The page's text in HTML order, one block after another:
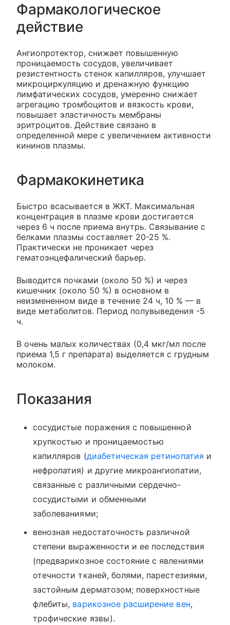
Фармакологическое
действие
Ангиопротектор, снижает повышенную
проницаемость сосудов, увеличивает
резистентность стенок капилляров, улучшает
микроциркуляцию и дренажную функцию
лимфатических сосудов, умеренно снижает
агрегацию тромбоцитов и вязкость крови,
повышает эластичность мембраны
эритроцитов. Действие связано в
определенной мере с увеличением активности
кининов плазмы.
Фармакокинетика
Быстро всасывается в ЖКТ. Максимальная
концентрация в плазме крови достигается
через 6 ч после приема внутрь. Связывание с
белками плазмы составляет 20-25 %.
Практически не проникает через
гематоэнцефалический барьер.
Выводится почками (около 50 %) и через
кишечник (около 50 %) в основном в
неизмененном виде в течение 24 ч, 10 % — в
виде метаболитов. Период полувыведения -5
ч.
В очень малых количествах (0,4 мкг/мл после
приема 1,5 г препарата) выделяется с грудным
молоком.
Показания
сосудистые поражения с повышенной
хрупкостью и проницаемостью
капилляров (диабетическая ретинопатия и
нефропатия) и другие микроангиопатии,
связанные с различными сердечно-
сосудистыми и обменными
заболеваниями;
венозная недостаточность различной
степени выраженности и ее последствия
(предварикозное состояние с явлениями
отечности тканей, болями, парестезиями,
застойным дерматозом; поверхностные
флебиты, варикозное расширение вен,
трофические язвы).